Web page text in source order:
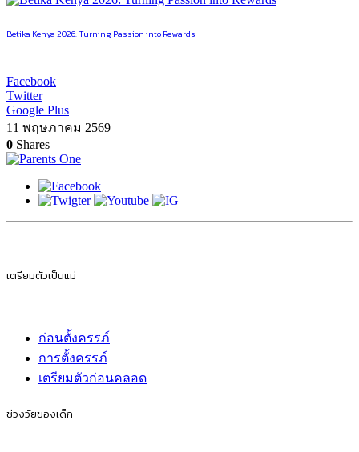
Betika Kenya 2026: Turning Passion into Rewards
Facebook
Twitter
Google Plus
11 พฤษภาคม 2569
0 Shares
เตรียมตัวเป็นแม่
ก่อนตั้งครรภ์
การตั้งครรภ์
เตรียมตัวก่อนคลอด
ช่วงวัยของเด็ก